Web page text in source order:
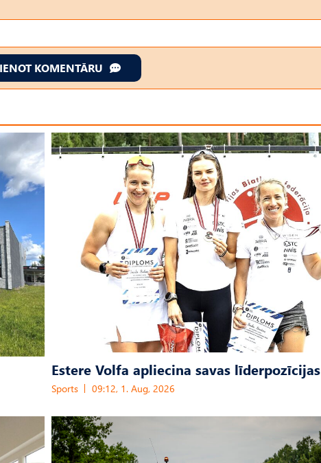
KOMENTĀRU
Estere Volfa apliecina savas līderpozīcijas
Sports 09:12, 1. Aug, 2026